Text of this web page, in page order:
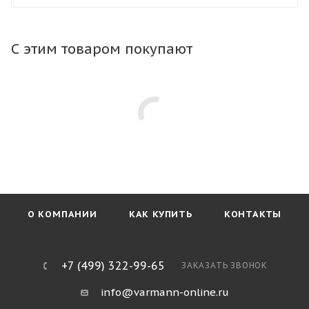
С этим товаром покупают
О КОМПАНИИ КАК КУПИТЬ КОНТАКТЫ
+7 (499) 322-99-65 ЗАКАЗАТЬ ЗВОНОК
info@varmann-online.ru